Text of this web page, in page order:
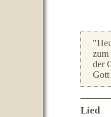
zum
der
Gott
Lied